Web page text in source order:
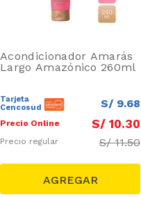
Acondicionador Amarás
Largo Amazónico 260ml
Tarjeta
Cencosud
S/ 9.68
Precio Online S/ 10.30
Precio regular S/11.50